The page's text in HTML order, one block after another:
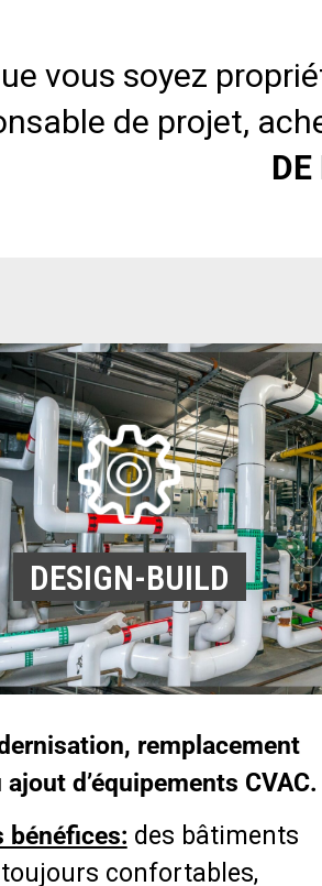
vous soyez
de projet,
DE
DESIGN-BUILD
remplacement
d’équipements CVAC.
bénéfices: des bâtiments
toujours confortables,